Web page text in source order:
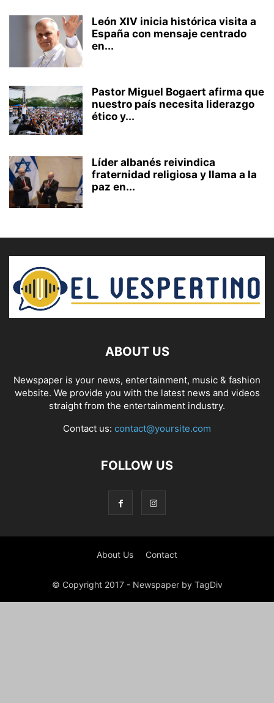
León XIV inicia histórica visita a
España con mensaje centrado
en...
Pastor Miguel Bogaert afirma que
nuestro país necesita liderazgo
ético y...
Líder albanés reivindica
fraternidad religiosa y llama a la
paz en...
ABOUT US
Newspaper is your news, entertainment, music & fashion
website. We provide you with the latest news and videos
straight from the entertainment industry.
Contact us: contact@yoursite.com
FOLLOW US
About Us Contact
© Copyright 2017 - Newspaper by TagDiv